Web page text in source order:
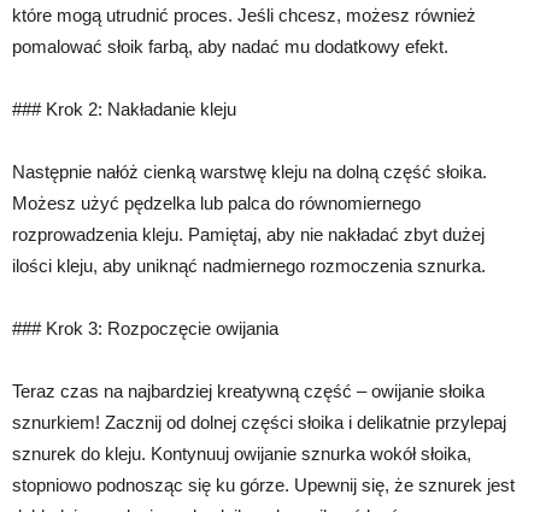
które mogą utrudnić proces. Jeśli chcesz, możesz również
pomalować słoik farbą, aby nadać mu dodatkowy efekt.
### Krok 2: Nakładanie kleju
Następnie nałóż cienką warstwę kleju na dolną część słoika.
Możesz użyć pędzelka lub palca do równomiernego
rozprowadzenia kleju. Pamiętaj, aby nie nakładać zbyt dużej
ilości kleju, aby uniknąć nadmiernego rozmoczenia sznurka.
### Krok 3: Rozpoczęcie owijania
Teraz czas na najbardziej kreatywną część – owijanie słoika
sznurkiem! Zacznij od dolnej części słoika i delikatnie przylepaj
sznurek do kleju. Kontynuuj owijanie sznurka wokół słoika,
stopniowo podnosząc się ku górze. Upewnij się, że sznurek jest